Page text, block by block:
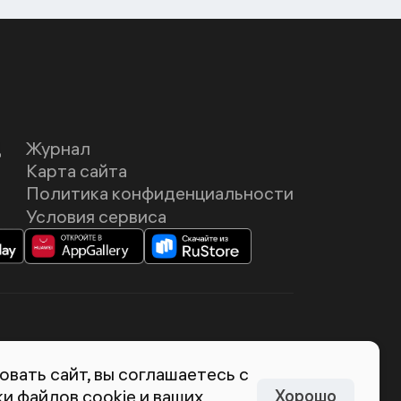
сайт, вы соглашаетесь с
файлов cookie и ваших Хорошо
Журнал
Карта сайта
Политика конфиденциальности
Условия сервиса
Лебедева